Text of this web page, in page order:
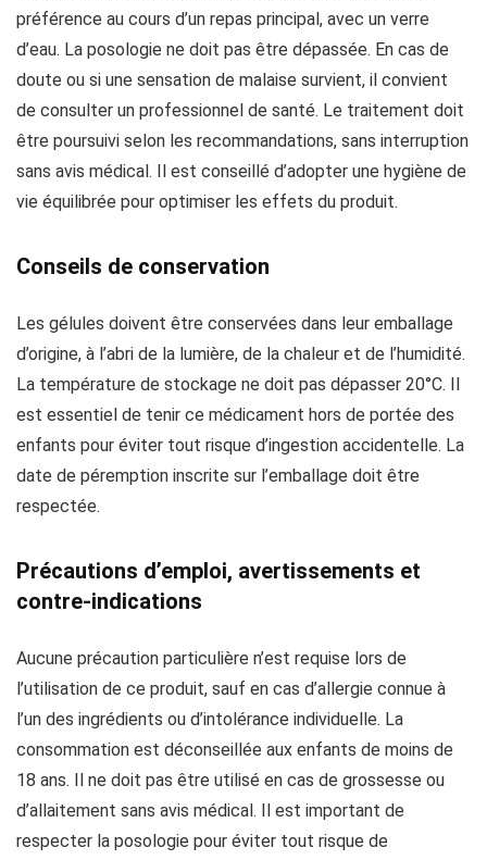
préférence au cours d’un repas principal, avec un verre
d’eau. La posologie ne doit pas être dépassée. En cas de
doute ou si une sensation de malaise survient, il convient
de consulter un professionnel de santé. Le traitement doit
être poursuivi selon les recommandations, sans interruption
sans avis médical. Il est conseillé d’adopter une hygiène de
vie équilibrée pour optimiser les effets du produit.
Conseils de conservation
Les gélules doivent être conservées dans leur emballage
d’origine, à l’abri de la lumière, de la chaleur et de l’humidité.
La température de stockage ne doit pas dépasser 20°C. Il
est essentiel de tenir ce médicament hors de portée des
enfants pour éviter tout risque d’ingestion accidentelle. La
date de péremption inscrite sur l’emballage doit être
respectée.
Précautions d’emploi, avertissements et
contre-indications
Aucune précaution particulière n’est requise lors de
l’utilisation de ce produit, sauf en cas d’allergie connue à
l’un des ingrédients ou d’intolérance individuelle. La
consommation est déconseillée aux enfants de moins de
18 ans. Il ne doit pas être utilisé en cas de grossesse ou
d’allaitement sans avis médical. Il est important de
respecter la posologie pour éviter tout risque de